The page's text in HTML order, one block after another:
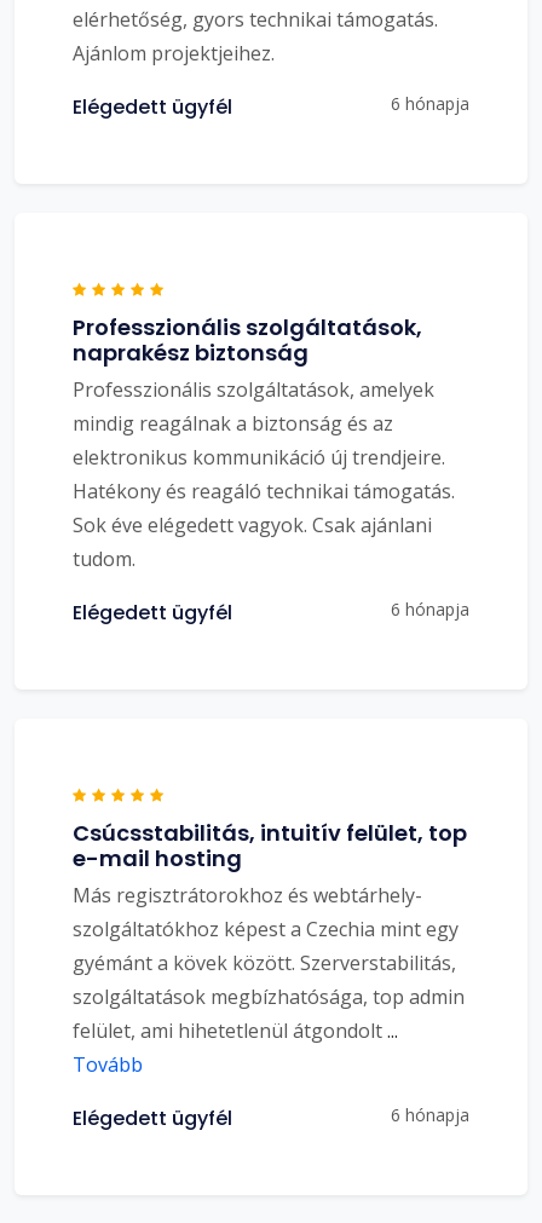
elérhetőség, gyors technikai támogatás.
Ajánlom projektjeihez.
Elégedett ügyfél 6 hónapja
Professzionális szolgáltatások,
naprakész biztonság
Professzionális szolgáltatások, amelyek
mindig reagálnak a biztonság és az
elektronikus kommunikáció új trendjeire.
Hatékony és reagáló technikai támogatás.
Sok éve elégedett vagyok. Csak ajánlani
tudom.
Elégedett ügyfél 6 hónapja
Csúcsstabilitás, intuitív felület, top
e-mail hosting
Más regisztrátorokhoz és webtárhely-
szolgáltatókhoz képest a Czechia mint egy
gyémánt a kövek között. Szerverstabilitás,
szolgáltatások megbízhatósága, top admin
felület, ami hihetetlenül átgondolt...
Tovább
Elégedett ügyfél 6 hónapja